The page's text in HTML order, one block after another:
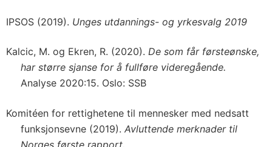
IPSOS (2019). Unges utdannings- og yrkesvalg 2019
Kalcic, M. og Ekren, R. (2020). De som får førsteønske,
har større sjanse for å fullføre videregående.
Analyse 2020:15. Oslo: SSB
Komitéen for rettighetene til mennesker med nedsatt
funksjonsevne (2019). Avluttende merknader til
Norges første rapport.